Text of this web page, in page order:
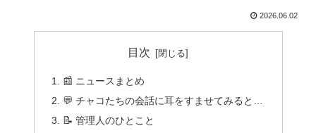
2026.06.02
目次
📰 ニュースまとめ
💬 チャコたちの会話に耳をすませてみると…
📝 管理人のひとこと